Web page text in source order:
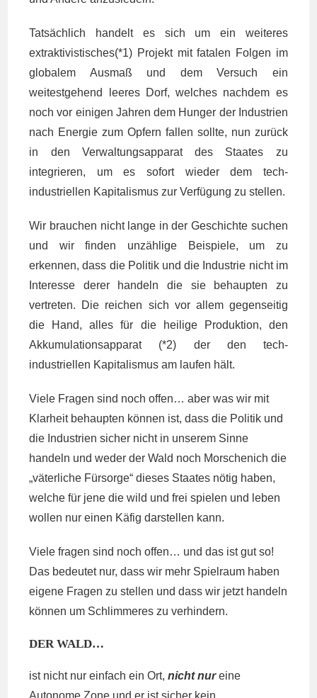
Tatsächlich handelt es sich um ein weiteres
extraktivistisches(*1) Projekt mit fatalen Folgen im
globalem Ausmaß und dem Versuch ein
weitestgehend leeres Dorf, welches nachdem es
noch vor einigen Jahren dem Hunger der Industrien
nach Energie zum Opfern fallen sollte, nun zurück
in den Verwaltungsapparat des Staates zu
integrieren, um es sofort wieder dem tech-
industriellen Kapitalismus zur Verfügung zu stellen.
Wir brauchen nicht lange in der Geschichte suchen
und wir finden unzählige Beispiele, um zu
erkennen, dass die Politik und die Industrie nicht im
Interesse derer handeln die sie behaupten zu
vertreten. Die reichen sich vor allem gegenseitig
die Hand, alles für die heilige Produktion, den
Akkumulationsapparat (*2) der den tech-
industriellen Kapitalismus am laufen hält.
Viele Fragen sind noch offen… aber was wir mit
Klarheit behaupten können ist, dass die Politik und
die Industrien sicher nicht in unserem Sinne
handeln und weder der Wald noch Morschenich die
„väterliche Fürsorge“ dieses Staates nötig haben,
welche für jene die wild und frei spielen und leben
wollen nur einen Käfig darstellen kann.
Viele fragen sind noch offen… und das ist gut so!
Das bedeutet nur, dass wir mehr Spielraum haben
eigene Fragen zu stellen und dass wir jetzt handeln
können um Schlimmeres zu verhindern.
DER WALD…
ist nicht nur einfach ein Ort,nicht nureine
Autonome Zone und er ist sicher kein